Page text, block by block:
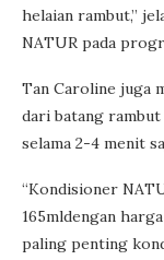
helaian rambut,”
NATUR pada
Tan Caroline juga
dari batang rambut
selama 2-4 menit
“Kondisioner
165mldengan
paling penting